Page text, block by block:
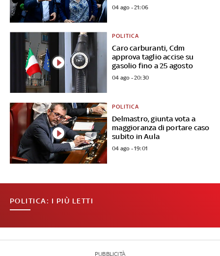
04 ago - 21:06
Caro carburanti, Cdm
approva taglio accise su
gasolio fino a 25 agosto
POLITICA
04 ago - 20:30
Delmastro, giunta vota a
maggioranza di portare caso
subito in Aula
POLITICA
04 ago - 19:01
POLITICA: I PIÙ LETTI
PUBBLICITÀ